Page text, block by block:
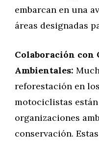
embarcan en una
áreas designadas
Colaboración con
Ambientales:
reforestación en
motociclistas
organizaciones
conservación.